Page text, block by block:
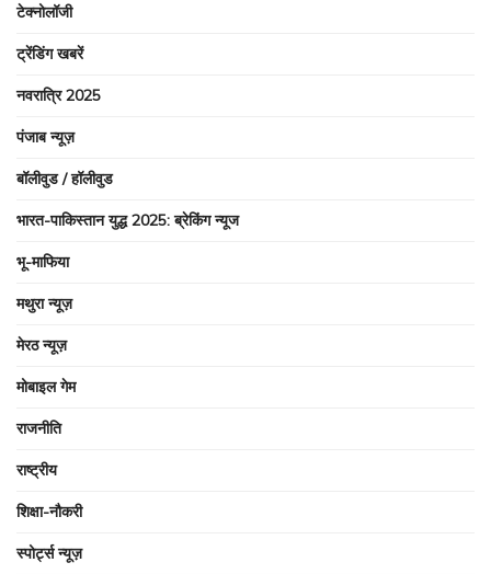
टेक्नोलॉजी
ट्रेंडिंग खबरें
नवरात्रि 2025
पंजाब न्यूज़
बॉलीवुड / हॉलीवुड
भारत-पाकिस्तान युद्ध 2025: ब्रेकिंग न्यूज
भू-माफिया
मथुरा न्यूज़
मेरठ न्यूज़
मोबाइल गेम
राजनीति
राष्ट्रीय
शिक्षा-नौकरी
स्पोर्ट्स न्यूज़